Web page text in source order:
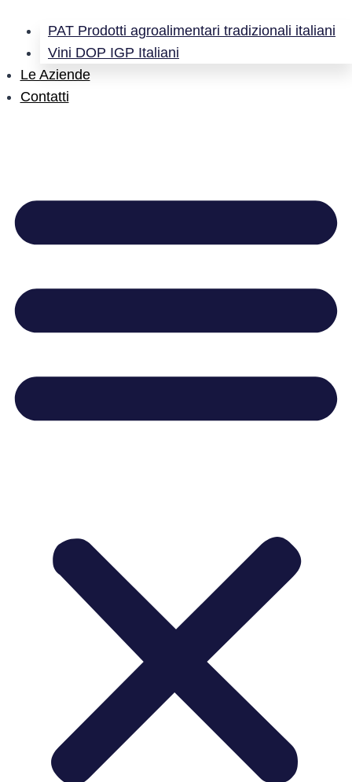
PAT Prodotti agroalimentari tradizionali italiani
Vini DOP IGP Italiani
Le Aziende
Contatti